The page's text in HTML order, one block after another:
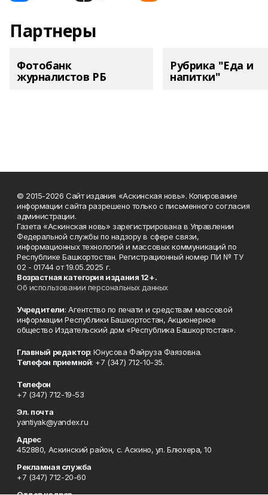
Партнеры
Фотобанк
журналистов РБ
Рубрика "Еда и
напитки"
© 2015-2026 Сайт издания «Аскинская новь». Копирование
информации сайта разрешено только с письменного согласия
администрации.
Газета «Аскинская новь» зарегистрирована в Управлении
Федеральной службы по надзору в сфере связи,
информационных технологий и массовых коммуникаций по
Республике Башкортостан. Регистрационный номер ПИ № ТУ
02 - 01744 от 19.05.2025 г.
Возрастная категория издания 12+.
Об использовании персональных данных
Учредители: Агентство по печати и средствам массовой
информации Республики Башкортостан, Акционерное
общество Издательский дом «Республика Башкортостан».
Главный редактор: Юнусова Файруза Фаязовна.
Телефон приемной: +7 (347) 712-10-35.
Телефон
+7 (347) 712-19-53
Эл. почта
yantiyak@yandex.ru
Адрес
452880, Аскинский район, с. Аскино, ул. Блюхера, 10
Рекламная служба
+7 (347) 712-20-60